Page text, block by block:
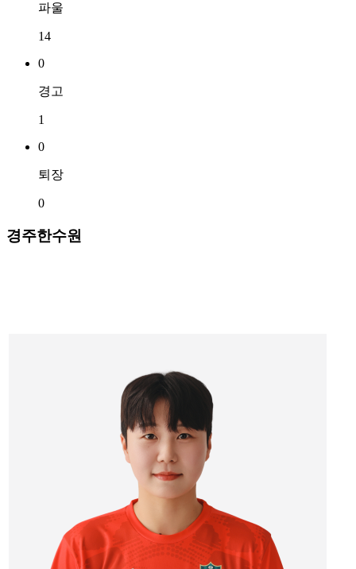
파울
14
0
경고
1
0
퇴장
0
경주한수원